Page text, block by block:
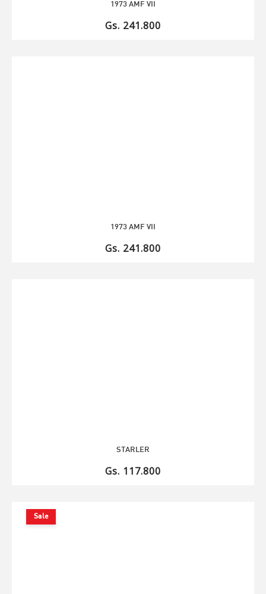
1973 AMF VII
Gs. 241.800
1973 AMF VII
Gs. 241.800
STARLER
Gs. 117.800
Sale